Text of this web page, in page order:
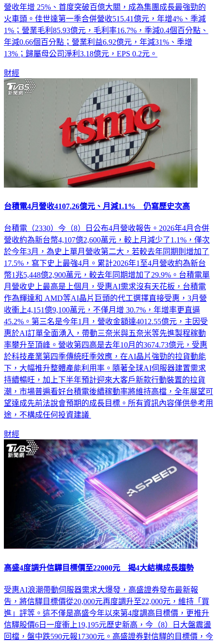
經理柯淑芬則看好AI 四大領域布局，其中智能方案事業首季
營收年增 25%、首度突破百億大關，成為集團成長最強勁的
火車頭。佳世達第一季合併營收515.41億元，年增4%、季減
1%；營業毛利85.93億元，毛利率16.7%，季減0.4個百分點、
年減0.66個百分點；營業利益6.92億元，年減31%、季增
財經
台積電（2330）今（8）日公布4月營收報告。2026年4月合併
營收約為新台幣4,107億2,600萬元，較上月減少了1.1%，僅次
於今年3月，為史上單月營收第二大，若較去年同期則增加了
17.5%，寫下史上最強4月。累計2026年1至4月營收約為新台
幣1兆5,448億2,900萬元，較去年同期增加了29.9%。台積電單
月營收史上最高是上個月，受惠AI需求沒有天花板，台積電
作為輝達和 AMD等AI晶片巨頭的代工選擇直接受惠，3月營
收衝上4,151億9,100萬元，不僅月增 30.7%，年增率更直逼
45.2%。第三名是今年1月，營收金額達4012.55億元，主因受
惠於AI訂單全面湧入，帶動三奈米與五奈米等先進製程稼動
率攀升至頂峰。營收第四高是去年10月的3674.73億元，受惠
於科技產業第四季傳統旺季效應，在AI晶片強勁的拉貨動能
下，大幅推升整體產能利用率。隨著全球AI伺服器建置需求
持續暢旺，加上下半年預計迎來大客戶新款行動裝置的拉貨
潮，市場普遍看好台積電後續稼動率將維持高檔，全年展望可
望達成先前法說會預期的成長目標。所有資訊內容僅供參考用
財經
受惠AI浪潮帶動伺服器需求大爆發，高盛證券發布最新報
告，將信驊目標價從20,000元再度調升至22,000元，維持「買
進」評等。這不僅是高盛今年以來第4度調高目標價，更推升
信驊股價6日一度衝上19,195元歷史新高，今（8）日大盤震盪